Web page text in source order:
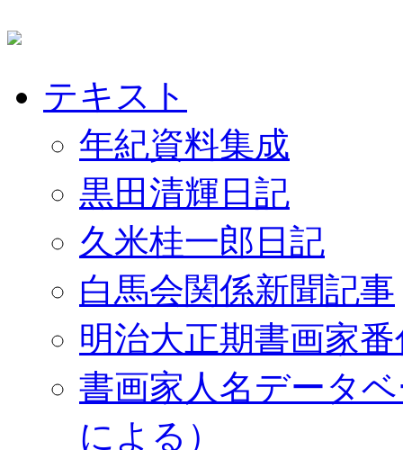
テキスト
年紀資料集成
黒田清輝日記
久米桂一郎日記
白馬会関係新聞記事
明治大正期書画家
書画家人名データ
による）